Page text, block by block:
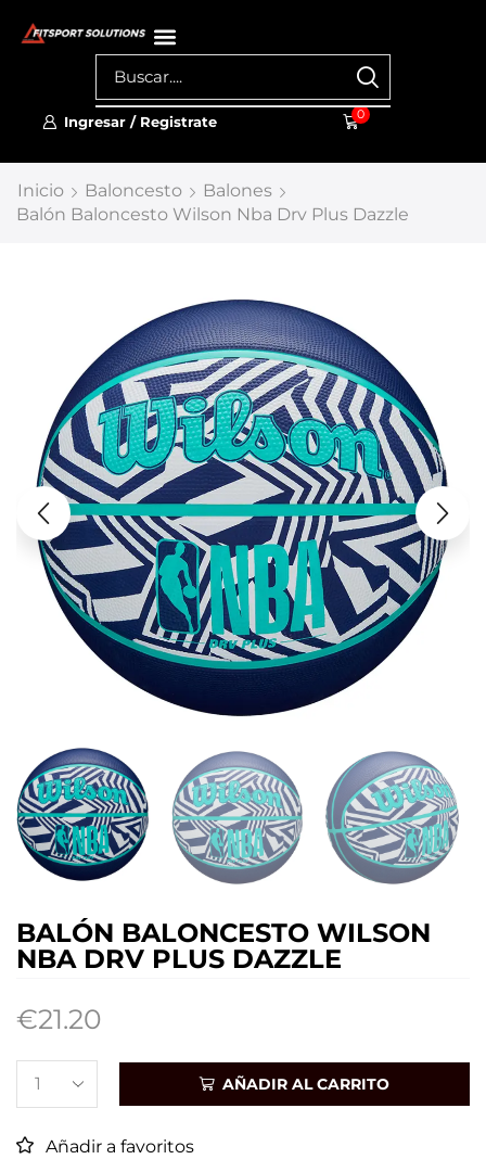
Ingresar / Registrate 0
Inicio Baloncesto
Balones
Balón Baloncesto Wilson Nba Drv Plus Dazzle
BALÓN BALONCESTO WILSON
NBA DRV PLUS DAZZLE
€21.20
AÑADIR AL CARRITO
Añadir a favoritos